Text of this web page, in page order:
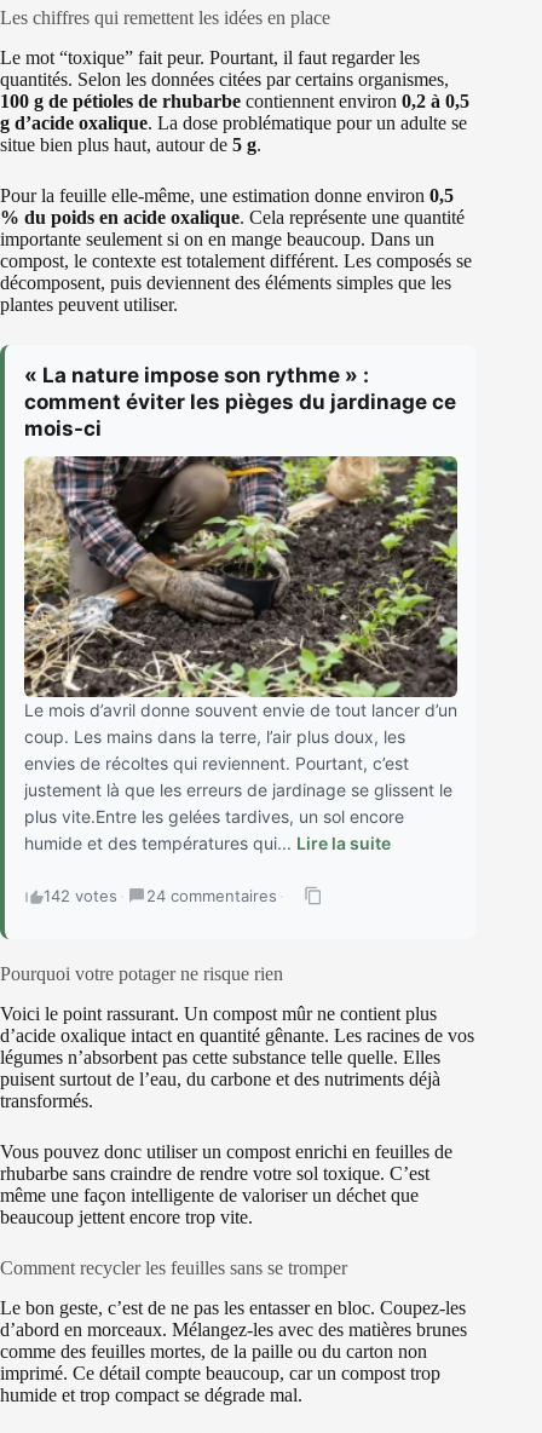
Les chiffres qui remettent les idées en place
Le mot “toxique” fait peur. Pourtant, il faut regarder les
quantités. Selon les données citées par certains organismes,
100 g de pétioles de rhubarbe contiennent environ 0,2 à 0,5
g d’acide oxalique. La dose problématique pour un adulte se
situe bien plus haut, autour de 5 g.
Pour la feuille elle-même, une estimation donne environ 0,5
% du poids en acide oxalique. Cela représente une quantité
importante seulement si on en mange beaucoup. Dans un
compost, le contexte est totalement différent. Les composés se
décomposent, puis deviennent des éléments simples que les
plantes peuvent utiliser.
« La nature impose son rythme » :
comment éviter les pièges du jardinage ce
mois-ci
Le mois d’avril donne souvent envie de tout lancer d’un
coup. Les mains dans la terre, l’air plus doux, les
envies de récoltes qui reviennent. Pourtant, c’est
justement là que les erreurs de jardinage se glissent le
plus vite.Entre les gelées tardives, un sol encore
humide et des températures qui... Lire la suite
142 votes · 24 commentaires ·
Pourquoi votre potager ne risque rien
Voici le point rassurant. Un compost mûr ne contient plus
d’acide oxalique intact en quantité gênante. Les racines de vos
légumes n’absorbent pas cette substance telle quelle. Elles
puisent surtout de l’eau, du carbone et des nutriments déjà
transformés.
Vous pouvez donc utiliser un compost enrichi en feuilles de
rhubarbe sans craindre de rendre votre sol toxique. C’est
même une façon intelligente de valoriser un déchet que
beaucoup jettent encore trop vite.
Comment recycler les feuilles sans se tromper
Le bon geste, c’est de ne pas les entasser en bloc. Coupez-les
d’abord en morceaux. Mélangez-les avec des matières brunes
comme des feuilles mortes, de la paille ou du carton non
imprimé. Ce détail compte beaucoup, car un compost trop
humide et trop compact se dégrade mal.